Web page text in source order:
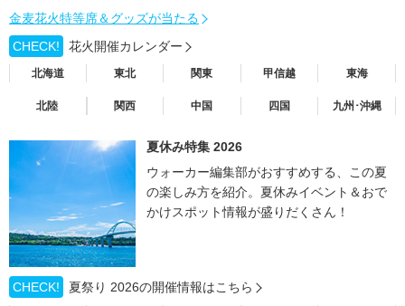
金麦花火特等席＆グッズが当たる
CHECK!
花火開催カレンダー
北海道 東北 関東 甲信越 東海
北陸 関西 中国 四国 九州･沖縄
夏休み特集 2026
ウォーカー編集部がおすすめする、この夏
の楽しみ方を紹介。夏休みイベント＆おで
かけスポット情報が盛りだくさん！
CHECK! 夏祭り 2026の開催情報はこちら